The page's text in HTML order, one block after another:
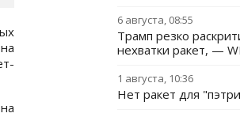
6 августа, 08:55
Трамп резко
нехватки ракет, —
1 августа, 10:36
Нет ракет для